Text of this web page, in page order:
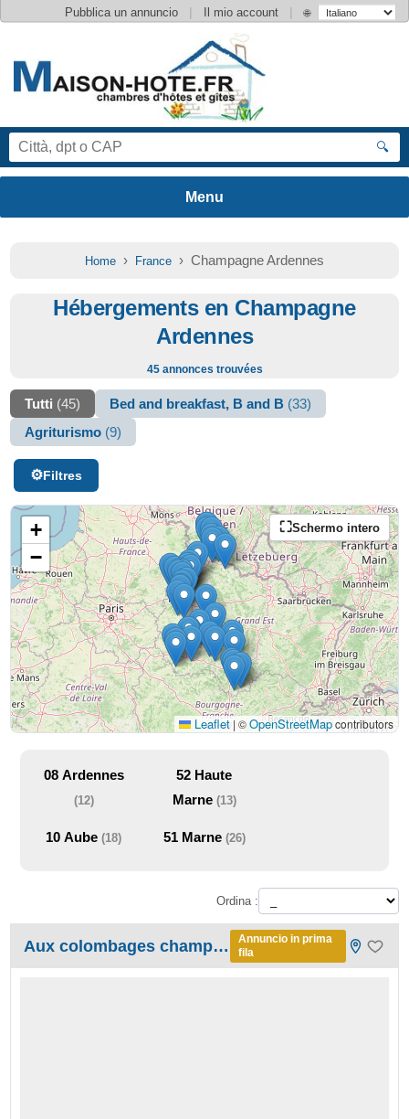
Pubblica un annuncio | Il mio account | 🌐
🔍
Home › France › Champagne Ardennes
Hébergements en Champagne
Ardennes
45 annonces trouvées
Tutti (45) Bed and breakfast, B and B (33)
Agriturismo (9)
Filtres
Schermo intero
+
−
Leaflet|©OpenStreetMapcontributors
08 Ardennes
(12)
10 Aube(18)
52
Marne (13)
51 Marne (26)
Ordina :
Aux colombages champenois
Annuncio in prima
fila